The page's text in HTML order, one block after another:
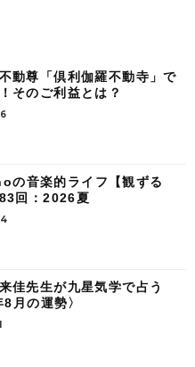
動尊「倶利伽羅不動寺」で
そのご利益とは？
の音楽的ライフ【観ずる
回：2026夏
佳先生が九星気学で占う
8月の運勢〉